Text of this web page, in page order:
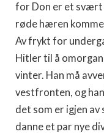
for Don er et svært
røde hæren
Av frykt for
Hitler til å
vinter. Han må
vestfronten, og
det som er igjen
danne et par nye